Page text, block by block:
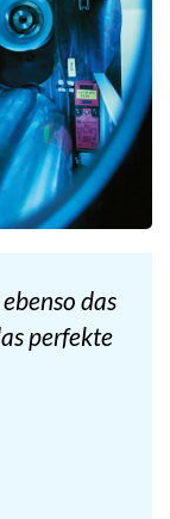
das
perfekte